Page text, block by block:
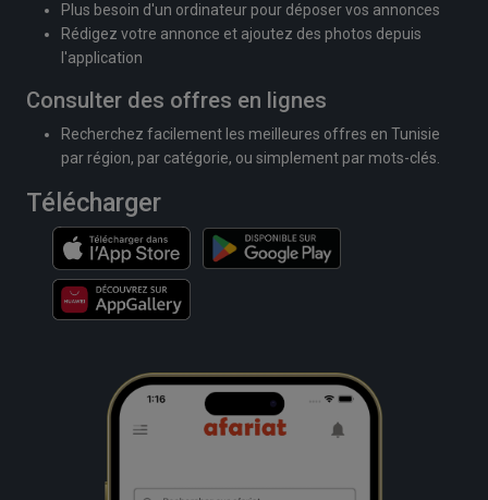
Plus besoin d'un ordinateur pour déposer vos annonces
Rédigez votre annonce et ajoutez des photos depuis
l'application
Consulter des offres en lignes
Recherchez facilement les meilleures offres en Tunisie
par région, par catégorie, ou simplement par mots-clés.
Télécharger